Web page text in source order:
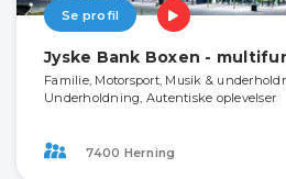
Se profil
Jyske Bank Boxen -
Familie, Motorsport, Musik &
Underholdning, Autentiske oplevelser
7400 Herning